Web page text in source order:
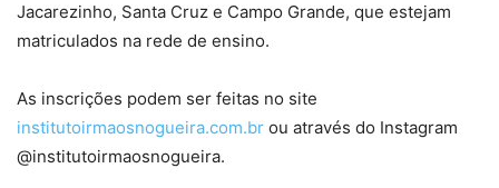
Jacarezinho, Santa Cruz e Campo Grande, que estejam
matriculados na rede de ensino.
As inscrições podem ser feitas no site
institutoirmaosnogueira.com.br ou através do Instagram
@institutoirmaosnogueira.